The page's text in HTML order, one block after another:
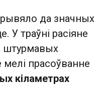
да значных
У траўні расіяне
штурмавых
мелі прасоўванне
кіламетрах